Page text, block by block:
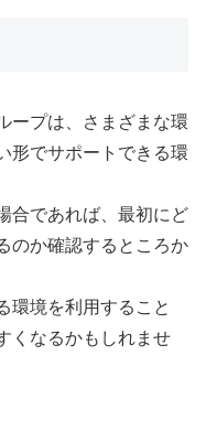
ープは、さまざまな環
形でサポートできる環
合であれば、最初にど
のか確認するところか
環境を利用すること
くなるかもしれませ